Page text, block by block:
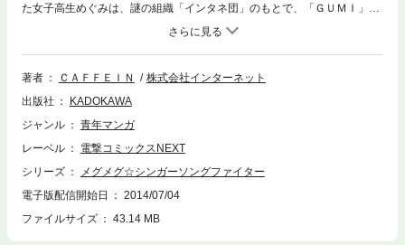
た女子高生めぐみは、謎の組織「インタネ団」のもとで、「ＧＵＭＩ」と
してアイドルデビューを目指すことに!? 有名Ｐに曲を作ってもらおうと同
人イベントに潜入したり、離島で修業を試みたりと、あの手この手で大奮
闘(≧∇≦) ＧＵＭＩは真のアイドルになれるのか――!？
著者
ＣＡＦＦＥＩＮ
株式会社インターネット
出版社
KADOKAWA
ジャンル
青年マンガ
レーベル
電撃コミックスNEXT
シリーズ
メグメグ☆シンガーソングファイター
電子版配信開始日
2014/07/04
ファイルサイズ
43.14 MB